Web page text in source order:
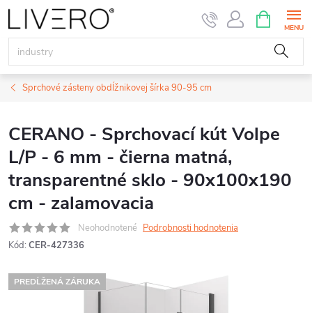
Prejsť
na
obsah
KOŠÍK
Sprchové zásteny obdĺžnikovej šírka 90-95 cm
CERANO - Sprchovací kút Volpe
L/P - 6 mm - čierna matná,
transparentné sklo - 90x100x190
cm - zalamovacia
Neohodnotené Podrobnosti hodnotenia
Kód: CER-427336
PREDĹŽENÁ ZÁRUKA